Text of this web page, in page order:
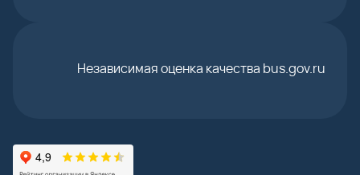
Независимая оценка качества bus.gov.ru